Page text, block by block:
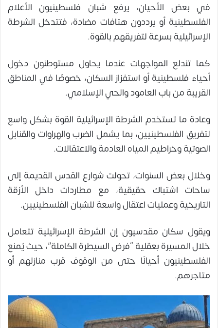
في بعض الأحيان، يرفع شبان فلسطينيون الأعلام
الفلسطينية أو يرددون هتافات مضادة، فتتدخل الشرطة
الإسرائيلية بسرعة لتفريقهم بالقوة.
كما تندلع المواجهات عندما يحاول مستوطنون دخول
أحياء فلسطينية أو استفزاز السكان، خصوصًا في المناطق
القريبة من باب العامود والحي الإسلامي.
وعادة ما تستخدم الشرطة الإسرائيلية القوة بشكل واسع
لتفريق الفلسطينيين، بما يشمل الضرب والهراوات والقنابل
الصوتية وخراطيم المياه العادمة والاعتقالات.
وخلال بعض السنوات، تحولت شوارع القدس القديمة إلى
ساحات اشتباك حقيقية، مع مطاردات داخل الأزقة
التاريخية وعمليات اعتقال واسعة للشبان الفلسطينيين.
ويقول سكان مقدسيون إن الشرطة الإسرائيلية تتعامل
خلال المسيرة بعقلية “فرض السيطرة الكاملة”، حيث يُمنع
الفلسطينيون أحيانًا حتى من الوقوف قرب منازلهم أو
متاجرهم.